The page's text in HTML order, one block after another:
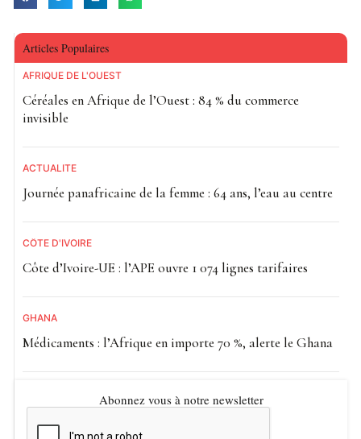
Articles Populaires
AFRIQUE DE L'OUEST
Céréales en Afrique de l’Ouest : 84 % du commerce
invisible
ACTUALITE
Journée panafricaine de la femme : 64 ans, l’eau au centre
CÔTE D'IVOIRE
Côte d’Ivoire-UE : l’APE ouvre 1 074 lignes tarifaires
GHANA
Médicaments : l’Afrique en importe 70 %, alerte le Ghana
Abonnez vous à notre newsletter